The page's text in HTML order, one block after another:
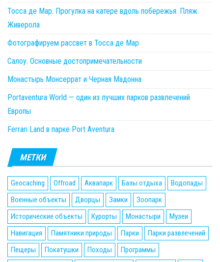
Тосса де Мар. Прогулка на катере вдоль побережья. Пляж
Живерола
Фотографируем рассвет в Тосса де Мар
Салоу. Основные достопримечательности
Монастырь Монсеррат и Черная Мадонна
Portaventura World — один из лучших парков развлечений
Европы
Ferrari Land в парке Port Aventura
МЕТКИ
Geocaching Offroad Аквапарк Базы отдыха
Водопады
Военные объекты
Дворцы Замки
Зоопарк
Исторические объекты
Курорты Монастыри
Музеи
Навигация
Памятники природы Парки
Парки развлечений
Пещеры
Покатушки Походы Программы